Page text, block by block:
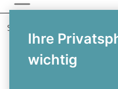
Ihre
wichtig
Startseite
Besondere